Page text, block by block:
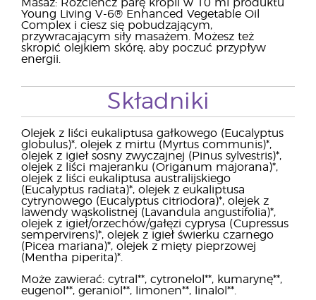
Masaż: Rozcieńcz parę kropli w 10 ml produktu
Young Living V-6® Enhanced Vegetable Oil
Complex i ciesz się pobudzającym,
przywracającym siły masażem. Możesz też
skropić olejkiem skórę, aby poczuć przypływ
energii.
Składniki
Olejek z liści eukaliptusa gałkowego (Eucalyptus
globulus)*, olejek z mirtu (Myrtus communis)*,
olejek z igieł sosny zwyczajnej (Pinus sylvestris)*,
olejek z liści majeranku (Origanum majorana)*,
olejek z liści eukaliptusa australijskiego
(Eucalyptus radiata)*, olejek z eukaliptusa
cytrynowego (Eucalyptus citriodora)*, olejek z
lawendy wąskolistnej (Lavandula angustifolia)*,
olejek z igieł/orzechów/gałęzi cyprysa (Cupressus
sempervirens)*, olejek z igieł świerku czarnego
(Picea mariana)*, olejek z mięty pieprzowej
(Mentha piperita)*.
Może zawierać: cytral**, cytronelol**, kumarynę**,
eugenol**, geraniol**, limonen**, linalol**.